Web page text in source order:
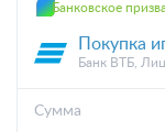
Банковское
Покупка
Банк ВТБ,
Cумма